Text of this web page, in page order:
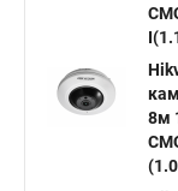
Hikvision 2 8 mm
8м